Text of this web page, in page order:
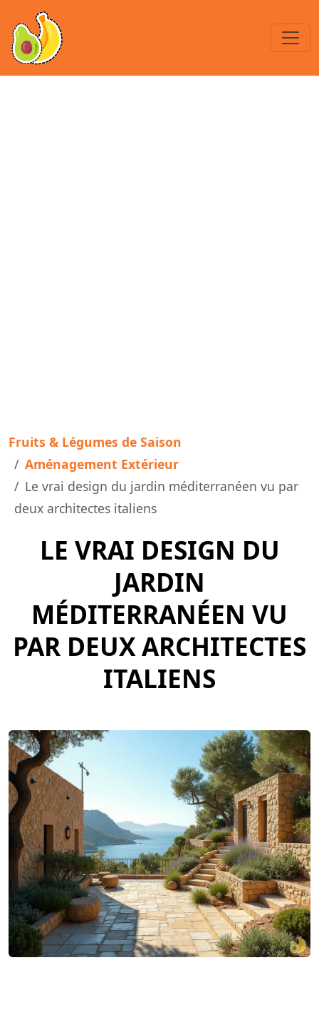
Fruits & Légumes de Saison
Aménagement Extérieur
Le vrai design du jardin méditerranéen vu par
deux architectes italiens
LE VRAI DESIGN DU
JARDIN
MÉDITERRANÉEN VU
PAR DEUX ARCHITECTES
ITALIENS